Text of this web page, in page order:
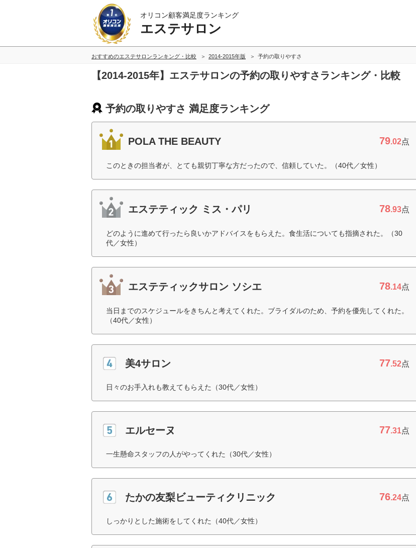
オリコン顧客満足度ランキング
エステサロン
おすすめのエステサロンランキング・比較 2014-2015年版 予約の取りやすさ
【2014-2015年】エステサロンの予約の取りやすさランキング・比較
予約の取りやすさ 満足度ランキング
POLA THE BEAUTY 79.02点
このときの担当者が、とても親切丁寧な方だったので、信頼していた。（40代／女性）
エステティック ミス・パリ 78.93点
どのように進めて行ったら良いかアドバイスをもらえた。食生活についても指摘された。（30
代／女性）
エステティックサロン ソシエ 78.14点
当日までのスケジュールをきちんと考えてくれた。ブライダルのため、予約を優先してくれた。
（40代／女性）
美4サロン 77.52点
日々のお手入れも教えてもらえた（30代／女性）
エルセーヌ 77.31点
一生懸命スタッフの人がやってくれた（30代／女性）
たかの友梨ビューティクリニック 76.24点
しっかりとした施術をしてくれた（40代／女性）